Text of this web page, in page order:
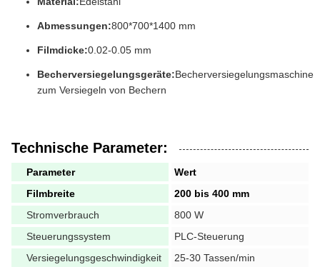
Abmessungen:800*700*1400 mm
Filmdicke:0.02-0.05 mm
Becherversiegelungsgeräte:Becherversiegelungsmaschine
zum Versiegeln von Bechern
Technische Parameter:
Parameter
Wert
Filmbreite
200 bis 400 mm
Stromverbrauch
800 W
Steuerungssystem
PLC-Steuerung
Versiegelungsgeschwindigkeit
25-30 Tassen/min